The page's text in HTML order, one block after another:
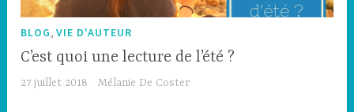
BLOG,VIE D'AUTEUR
C’est quoi une lecture de l’été ?
27 juillet 2018 Mélanie De Coster